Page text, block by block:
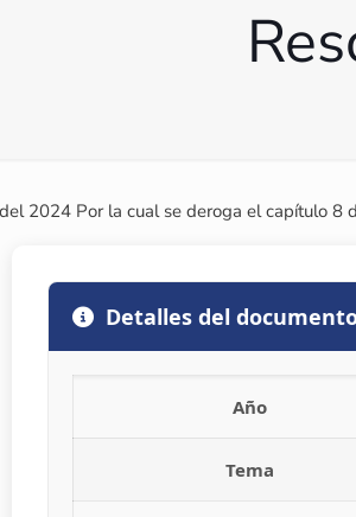
2024 Por la cual se deroga el capítulo 8
Detalles del
Año
Tema